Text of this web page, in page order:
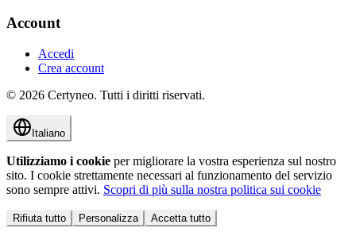
Account
Accedi
Crea account
© 2026 Certyneo. Tutti i diritti riservati.
Italiano
Utilizziamo i cookie per migliorare la vostra esperienza sul nostro
sito. I cookie strettamente necessari al funzionamento del servizio
sono sempre attivi. Scopri di più sulla nostra politica sui cookie
Rifiuta tutto Personalizza Accetta tutto